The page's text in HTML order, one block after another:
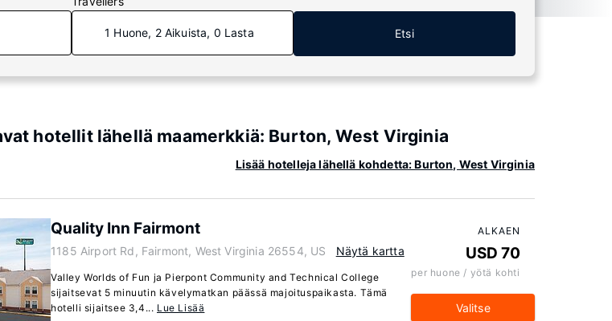
1 Huone, 2 Aikuista, 0 Lasta Etsi
hotellit lähellä maamerkkiä: Burton, West Virginia
Lisää hotelleja lähellä kohdetta: Burton, West Virginia
Quality Inn Fairmont
1185 Airport Rd, Fairmont, West Virginia 26554, US Näytä kartta
Valley Worlds of Fun ja Pierpont Community and Technical College
sijaitsevat 5 minuutin kävelymatkan päässä majoituspaikasta. Tämä
hotelli sijaitsee 3,4... Lue Lisää
ALKAEN
USD 70
per huone / yötä kohti
Valitse